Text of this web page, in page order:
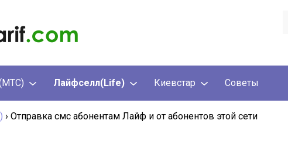
Лайфселл(Life) Киевстар Советы
› Отправка смс абонентам Лайф и от абонентов этой сети